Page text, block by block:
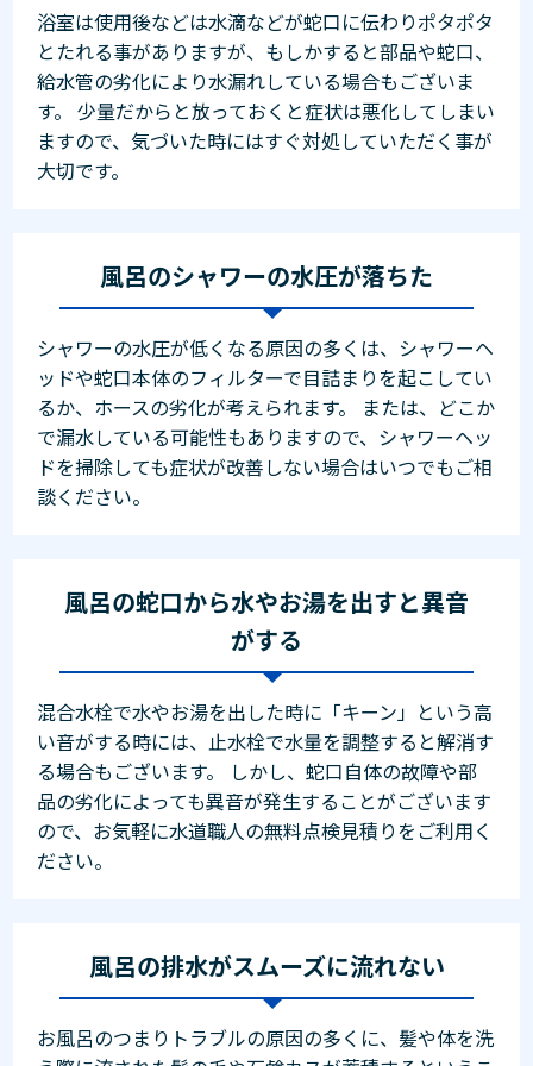
浴室は使用後などは水滴などが蛇口に伝わりポタポタ
とたれる事がありますが、もしかすると部品や蛇口、
給水管の劣化により水漏れしている場合もございま
す。 少量だからと放っておくと症状は悪化してしまい
ますので、気づいた時にはすぐ対処していただく事が
大切です。
風呂のシャワーの水圧が落ちた
シャワーの水圧が低くなる原因の多くは、シャワーヘ
ッドや蛇口本体のフィルターで目詰まりを起こしてい
るか、ホースの劣化が考えられます。 または、どこか
で漏水している可能性もありますので、シャワーヘッ
ドを掃除しても症状が改善しない場合はいつでもご相
談ください。
風呂の蛇口から水やお湯を出すと異音
がする
混合水栓で水やお湯を出した時に「キーン」という高
い音がする時には、止水栓で水量を調整すると解消す
る場合もございます。 しかし、蛇口自体の故障や部
品の劣化によっても異音が発生することがございます
ので、お気軽に水道職人の無料点検見積りをご利用く
ださい。
風呂の排水がスムーズに流れない
お風呂のつまりトラブルの原因の多くに、髪や体を洗